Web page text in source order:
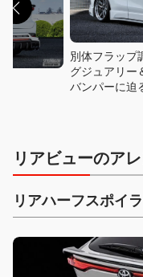
別体フラップ
グジュアリー
バンパーに迫
リアビューのア
リアハーフスポイ